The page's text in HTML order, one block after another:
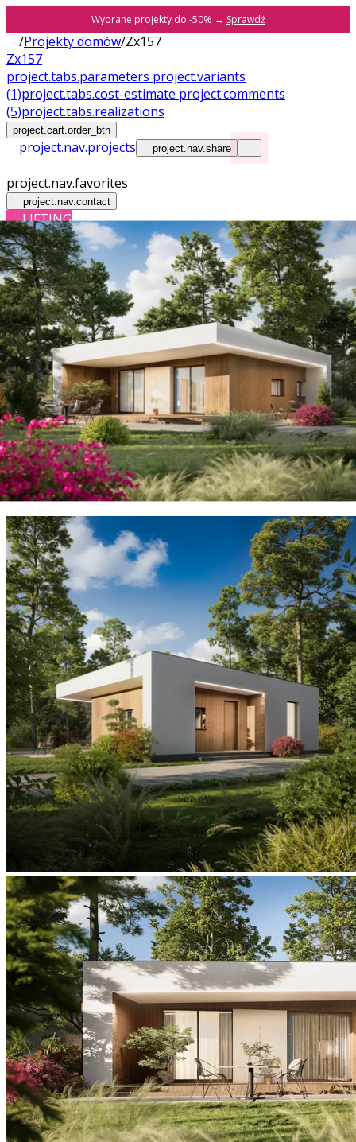
Wybrane projekty do -50% → Sprawdź
/Projekty domów/Zx157
Zx157
project.tabs.parameters project.variants
(1)project.tabs.cost-estimate project.comments
(5)project.tabs.realizations
project.cart.order_btn
project.nav.projects project.nav.share
project.nav.favorites
project.nav.contact
LIFTING